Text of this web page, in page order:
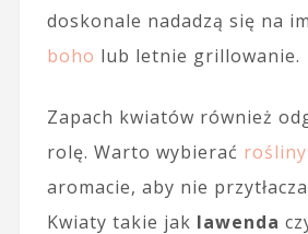
doskonale nadadzą się na
boho lub letnie grillowanie.
Zapach kwiatów również
rolę. Warto wybierać rośliny
aromacie, aby nie
Kwiaty takie jak lawenda